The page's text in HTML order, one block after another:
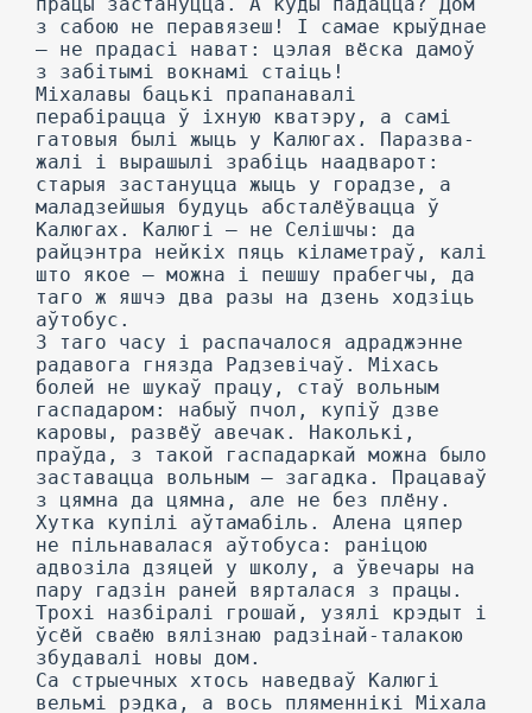
з сабою не перавязеш! I самае крыўднае
— не прадасі нават: цэлая вёска дамоў
з забітымі вокнамі стаіць!
Міхалавы бацькі прапанавалі
перабірацца ў іхную кватэру, а самі
гатовыя былі жыць у Калюгах. Паразва-
жалі і вырашылі зрабіць наадварот:
старыя застануцца жыць у горадзе, а
маладзейшыя будуць абсталёўвацца ў
Калюгах. Калюгі — не Селішчы: да
райцэнтра нейкіх пяць кіламетраў, калі
што якое — можна і пешшу прабегчы, да
таго ж яшчэ два разы на дзень ходзіць
аўтобус.
3 таго часу і распачалося адраджэнне
радавога гнязда Радзевічаў. Міхась
болей не шукаў працу, стаў вольным
гаспадаром: набыў пчол, купіў дзве
каровы, развёў авечак. Наколькі,
праўда, з такой гаспадаркай можна было
заставацца вольным — загадка. Працаваў
з цямна да цямна, але не без плёну.
Хутка купілі аўтамабіль. Алена цяпер
не пільнавалася аўтобуса: раніцою
адвозіла дзяцей у школу, а ўвечары на
пару гадзін раней вярталася з працы.
Трохі назбіралі грошай, узялі крэдыт і
ўсёй сваёю вялізнаю радзінай-талакою
збудавалі новы дом.
Са стрыечных хтось наведваў Калюгі
вельмі рэдка, а вось пляменнікі Міхала